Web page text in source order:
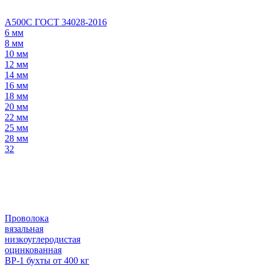
А500С ГОСТ 34028-2016
6 мм
8 мм
10 мм
12 мм
14 мм
16 мм
18 мм
20 мм
22 мм
25 мм
28 мм
32
Проволока
вязальная
низкоуглеродистая
оцинкованная
ВР-1 бухты от 400 кг